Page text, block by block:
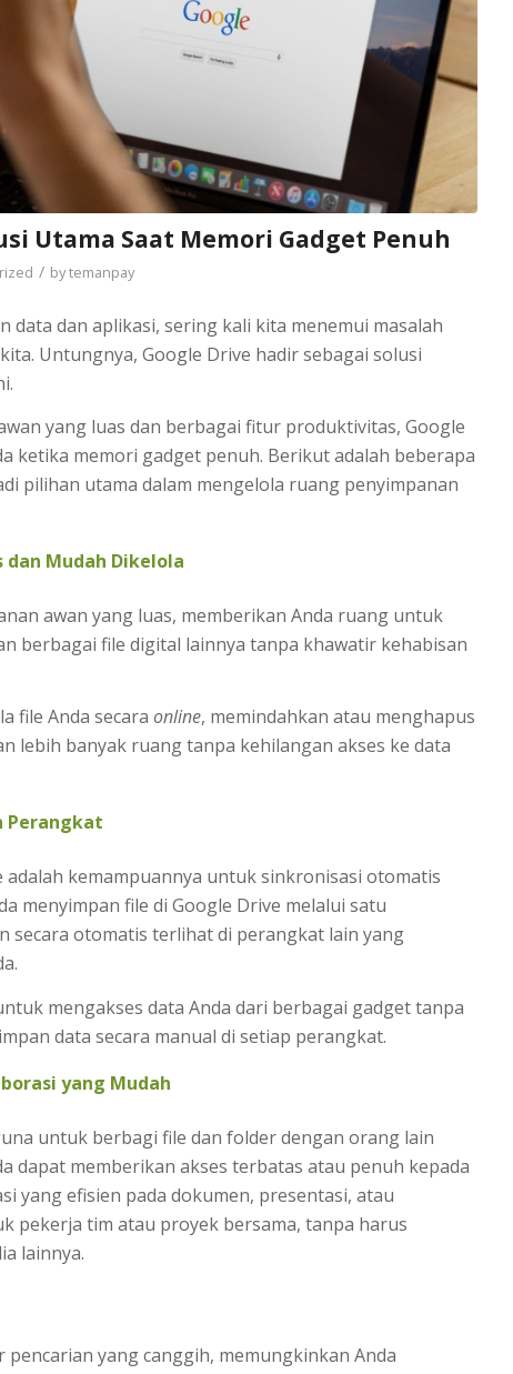
Utama Saat Memori Gadget Penuh
/ bytemanpay
data dan aplikasi, sering kali kita menemui masalah
Untungnya, Google Drive hadir sebagai solusi
yang luas dan berbagai fitur produktivitas, Google
ketika memori gadget penuh. Berikut adalah beberapa
pilihan utama dalam mengelola ruang penyimpanan
dan Mudah Dikelola
awan yang luas, memberikan Anda ruang untuk
berbagai file digital lainnya tanpa khawatir kehabisan
file Anda secara online, memindahkan atau menghapus
lebih banyak ruang tanpa kehilangan akses ke data
Perangkat
kemampuannya untuk sinkronisasi otomatis
menyimpan file di Google Drive melalui satu
secara otomatis terlihat di perangkat lain yang
mengakses data Anda dari berbagai gadget tanpa
data secara manual di setiap perangkat.
yang Mudah
untuk berbagi file dan folder dengan orang lain
dapat memberikan akses terbatas atau penuh kepada
yang efisien pada dokumen, presentasi, atau
pekerja tim atau proyek bersama, tanpa harus
lainnya.
yang canggih, memungkinkan Anda